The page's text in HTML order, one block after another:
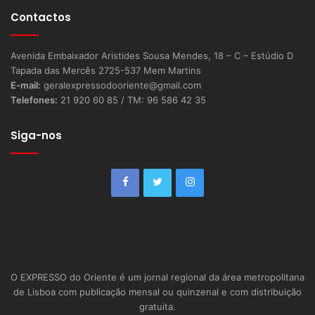
expressão vocal em diferentes estilos musicais. Participou
Nuc, sendo parte integrante do projecto a solo de Pedro
Cunha (Santos & Pecadores), contando ainda com
participações em cerca de duas dezenas de discos.
O Casino Estoril oferece um extenso programa de
animação musical no Lounge D. Com direcção musical de
João Serra Fernandes e produção de Leonor Fernandes a
banda residente actua, de quarta-feira a domingo, a partir
– Dias 1, 4, 10, 17, 24 e 31: Joana Alfaiate
Contactos
Avenida Embaixador Aristides Sousa Mendes, 18 – C – Estúdio D
Tapada das Mercês 2725-537 Mem Martins
E-mail: geralexpressodooriente@gmail.com
Telefones: 21 920 60 85 / TM: 96 586 42 35
Siga-nos
O EXPRESSO do Oriente é um jornal regional da área metropolitana
de Lisboa com publicação mensal ou quinzenal e com distribuição
gratuita.